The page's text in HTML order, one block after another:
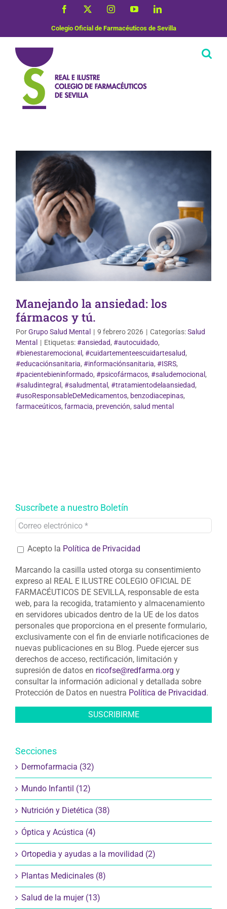
Facebook InstagramYouTubeLinkedIn
Colegio Oficial de Farmacéuticos de Sevilla
Manejando la ansiedad: los
fármacos y tú.
PorGrupo Salud Mental | 9 febrero 2026 | Categorías:Salud
Mental
| Etiquetas:#ansiedad, #autocuidado,
#bienestaremocional , #cuidartementeescuidartesalud,
#educaciónsanitaria, #informaciónsanitaria, #ISRS,
#pacientebieninformado, #psicofármacos, #saludemocional ,
#saludintegral , #saludmental , #tratamientodelaansiedad,
#usoResponsableDeMedicamentos, benzodiacepinas,
farmaceúticos, farmacia, prevención, salud mental
Suscríbete a nuestro Boletín
Acepto la Política de Privacidad
Marcando la casilla usted otorga su consentimiento
expreso al REAL E ILUSTRE COLEGIO OFICIAL DE
FARMACÉUTICOS DE SEVILLA, responsable de esta
web, para la recogida, tratamiento y almacenamiento
en servidores ubicados dentro de la UE de los datos
personales que proporciona en el presente formulario,
exclusivamente con el fin de enviarle notificaciones de
nuevas publicaciones en su Blog. Puede ejercer sus
derechos de acceso, rectificación, limitación y
supresión de datos en ricofse@redfarma.org y
consultar la información adicional y detallada sobre
Protección de Datos en nuestra Política de Privacidad.
Secciones
Dermofarmacia (32)
Mundo Infantil (12)
Nutrición y Dietética (38)
Óptica y Acústica (4)
Ortopedia y ayudas a la movilidad (2)
Plantas Medicinales (8)
Salud de la mujer (13)